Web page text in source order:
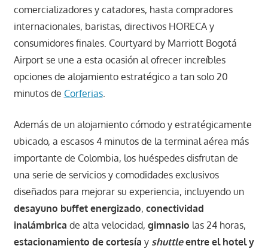
comercializadores y catadores, hasta compradores
internacionales, baristas, directivos HORECA y
consumidores finales. Courtyard by Marriott Bogotá
Airport se une a esta ocasión al ofrecer increíbles
opciones de alojamiento estratégico a tan solo 20
minutos de Corferias.
Además de un alojamiento cómodo y estratégicamente
ubicado, a escasos 4 minutos de la terminal aérea más
importante de Colombia, los huéspedes disfrutan de
una serie de servicios y comodidades exclusivos
diseñados para mejorar su experiencia, incluyendo un
desayuno buffet energizado, conectividad
inalámbrica de alta velocidad, gimnasio las 24 horas,
estacionamiento de cortesía y shuttleentre el hotel y